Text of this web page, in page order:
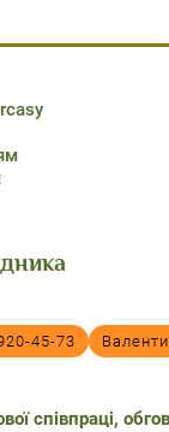
45-73
співпраці,